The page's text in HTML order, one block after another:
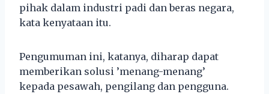
pihak dalam industri padi dan beras negara,
kata kenyataan itu.
Pengumuman ini, katanya, diharap dapat
memberikan solusi ’menang-menang’
kepada pesawah, pengilang dan pengguna.